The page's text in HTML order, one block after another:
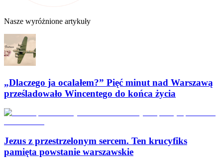
Nasze wyróżnione artykuły
„Dlaczego ja ocalałem?” Pięć minut nad Warszawą
prześladowało Wincentego do końca życia
Jezus z przestrzelonym sercem. Ten krucyfiks
pamięta powstanie warszawskie